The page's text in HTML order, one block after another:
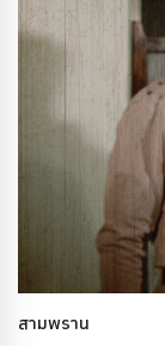
สามพราน